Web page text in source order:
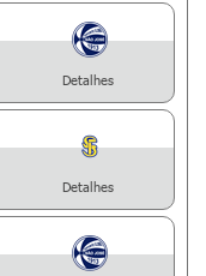
Detalhes
Detalhes